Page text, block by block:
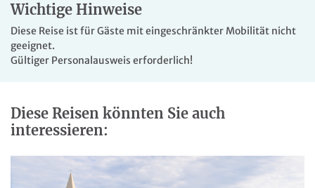
Wichtige Hinweise
Diese Reise ist für Gäste mit eingeschränkter Mobilität nicht
geeignet.
Gültiger Personalausweis erforderlich!
Diese Reisen könnten Sie auch
interessieren: